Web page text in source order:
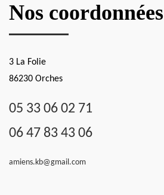
Nos coordonnées
3 La Folie
86230 Orches
05 33 06 02 71
06 47 83 43 06
amiens.kb@gmail.com